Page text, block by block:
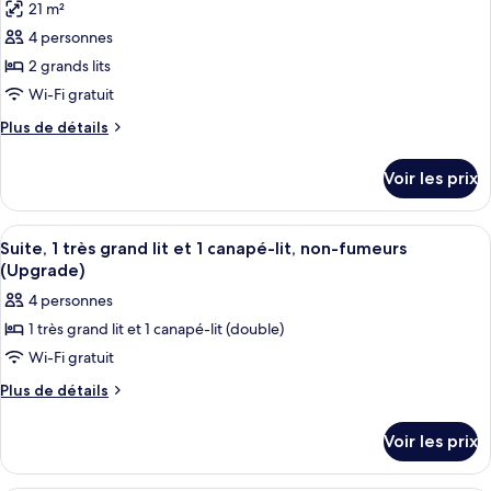
lit
Standard,
grand
lit
photos
pour
ce
type
de
Standard,
2
grands
lits,
accessible
aux
personnes
mobilité
fumeurs
21 m²
4 personnes
2 grands lits
Wi-Fi gratuit
Plus de détails
Plus
le
type
de
chambre
Chambre
Standard,
2
lits,
accessible
aux
mobilité
réduite,
Voir les prix
Afficher
toutes
les
photos
pour
ce
type
Suite,
Une chambre d’hôtel avec un grand
8
Suite, 1 très grand lit et 1 canapé-lit, non-fumeurs
(Upgrade)
4 personnes
1 très grand lit et 1 canapé-lit (double)
Wi-Fi gratuit
Plus de détails
Plus
le
Voir les prix